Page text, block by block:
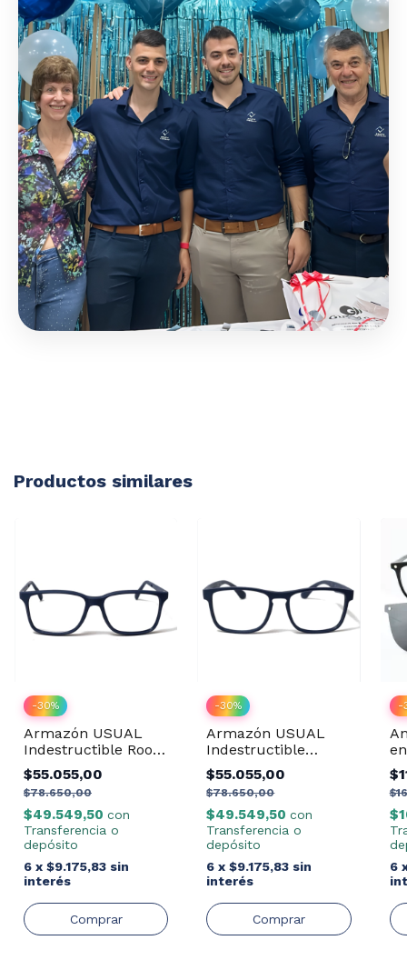
Productos similares
-30%
Armazón USUAL
Indestructible Rook
Azul
$55.055,00
$78.650,00
$49.549,50 con
Transferencia o
depósito
6 x $9.175,83 sin
interés
-30%
Armazón USUAL
Indestructible
Marauder Azul
$55.055,00
$78.650,00
$49.549,50con
Transferencia o
depósito
6 x$9.175,83 sin
interés
-
6